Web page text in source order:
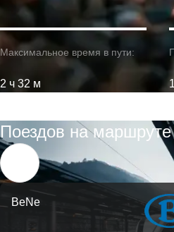
Максимальное время в пути:
2 ч 32 м
Поездов на
BeNe